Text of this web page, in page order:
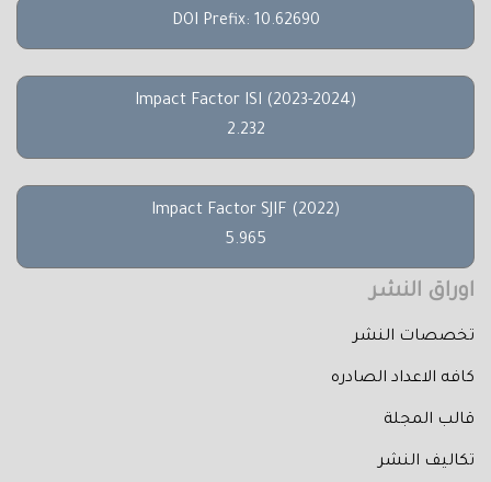
DOI Prefix: 10.62690
Impact Factor ISI (2023-2024)
2.232
Impact Factor SJIF (2022)
5.965
اوراق النشر
تخصصات النشر
كافه الاعداد الصادره
قالب المجلة
تكاليف النشر